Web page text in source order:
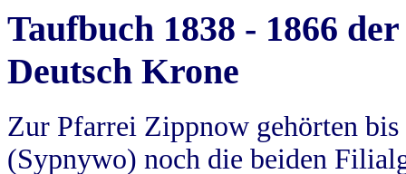
Taufbuch 1838 - 1866
Deutsch Krone
Zur Pfarrei Zippnow gehörten
(Sypnywo) noch die beiden